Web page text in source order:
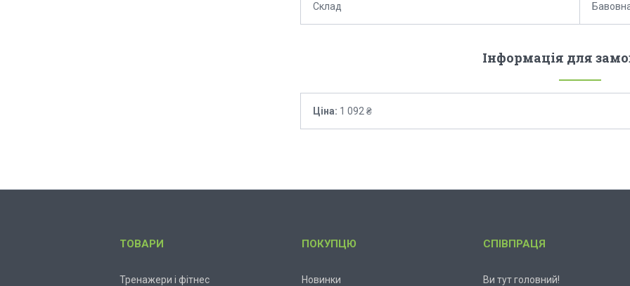
Склад
Інформація для
Ціна: 1 092 ₴
ТОВАРИ
Тренажери і фітнес
ПОКУПЦЮ
Новинки
СПІВПРАЦЯ
Ви тут головний!